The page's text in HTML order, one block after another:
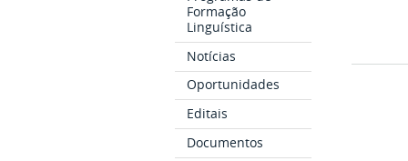
Formação
Linguística
Notícias
Oportunidades
Editais
Documentos